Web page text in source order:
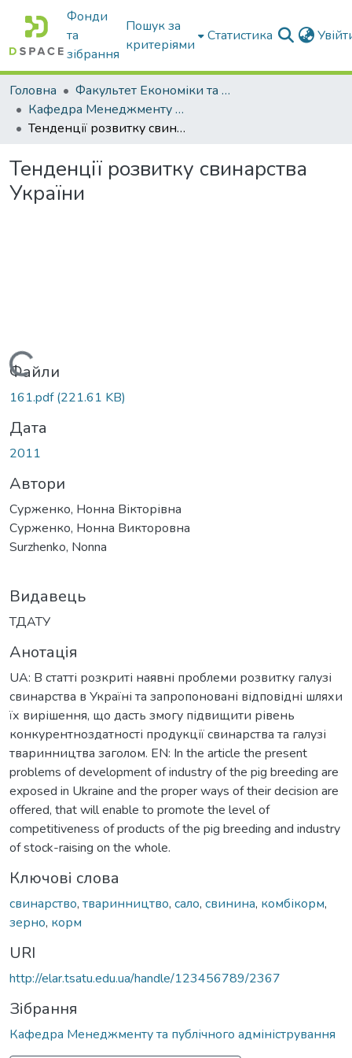
Фонди
та
зібрання
Пошук за
критеріями
Статистика
Головна
Факультет Економіки та бізнесу
Кафедра Менеджменту та публічного адміністрування
Тенденції розвитку свинарства України
Тенденції розвитку свинарства
України
Вантажиться...
Файли
161.pdf(221.61 KB)
Дата
2011
Автори
Сурженко, Нонна Вікторівна
Сурженко, Нонна Викторовна
Surzhenko, Nonna
Видавець
ТДАТУ
Анотація
UA: В статті розкриті наявні проблеми розвитку галузі
свинарства в Україні та запропоновані відповідні шляхи
їх вирішення, що дасть змогу підвищити рівень
конкурентноздатності продукції свинарства та галузі
тваринництва заголом. EN: In the article the present
problems of development of industry of the pig breeding are
exposed in Ukraine and the proper ways of their decision are
offered, that will enable to promote the level of
competitiveness of products of the pig breeding and industry
of stock-raising on the whole.
Ключові слова
свинарство, тваринництво, сало, свинина, комбікорм,
зерно, корм
URI
http://elar.tsatu.edu.ua/handle/123456789/2367
Зібрання
Кафедра Менеджменту та публічного адміністрування